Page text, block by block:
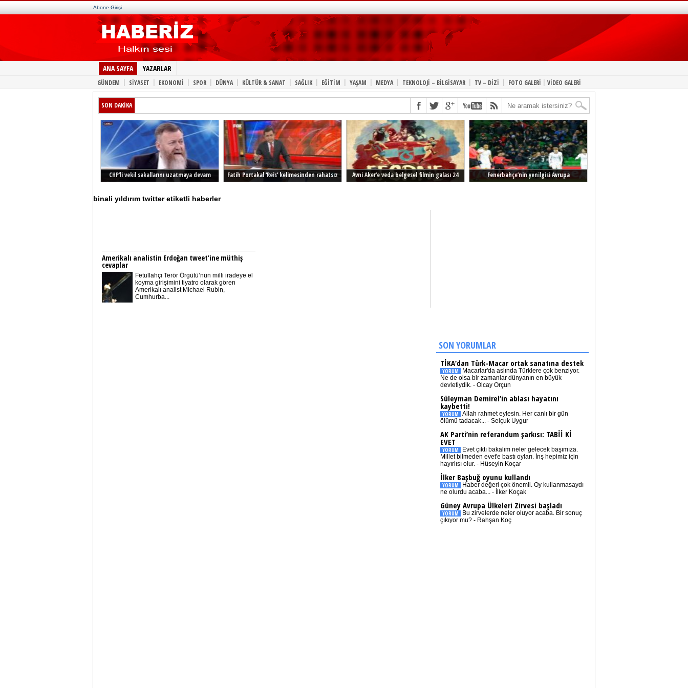
Abone Girişi
ANA SAYFA YAZARLAR
GÜNDEM | SİYASET | EKONOMİ | SPOR | DÜNYA | KÜLTÜR & SANAT | SAĞLIK | EĞİTİM | YAŞAM | MEDYA | TEKNOLOJİ – BİLGİSAYAR | TV – DİZİ | FOTO GALERİ | VİDEO GALERİ
SON DAKİKA
CHP’li vekil sakallarını uzatmaya devam
Fatih Portakal ‘Reis’ kelimesinden rahatsız
Avni Aker’e veda belgesel filmin galası 24
Fenerbahçe’nin yenilgisi Avrupa
binali yıldırım twitter etiketli haberler
Amerikalı analistin Erdoğan tweet’ine müthiş
cevaplar
Fetullahçı Terör Örgütü’nün milli iradeye el
koyma girişimini tiyatro olarak gören
Amerikalı analist Michael Rubin,
Cumhurba...
SON YORUMLAR
TİKA’dan Türk-Macar ortak sanatına destek
YORUM
Macarlar'da aslında Türklere çok benziyor.
Ne de olsa bir zamanlar dünyanın en büyük
devletiydik. - Olcay Orçun
Süleyman Demirel’in ablası hayatını
kaybetti!
YORUM Allah rahmet eylesin. Her canlı bir gün
ölümü tadacak... - Selçuk Uygur
AK Parti’nin referandum şarkısı: TABİİ Kİ
EVET
YORUM
Evet çıktı bakalım neler gelecek başımıza.
Millet bilmeden evet'e bastı oyları. İnş hepimiz için
hayırlısı olur. - Hüseyin Koçar
İlker Başbuğ oyunu kullandı
YORUM
Haber değeri çok önemli. Oy kullanmasaydı
ne olurdu acaba... - İlker Koçak
Güney Avrupa Ülkeleri Zirvesi başladı
YORUM
Bu zirvelerde neler oluyor acaba. Bir sonuç
çıkıyor mu? - Rahşan Koç